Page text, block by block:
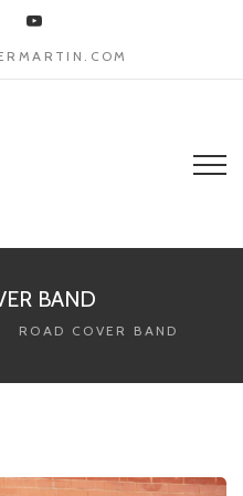
BAND
ROAD COVER BAND